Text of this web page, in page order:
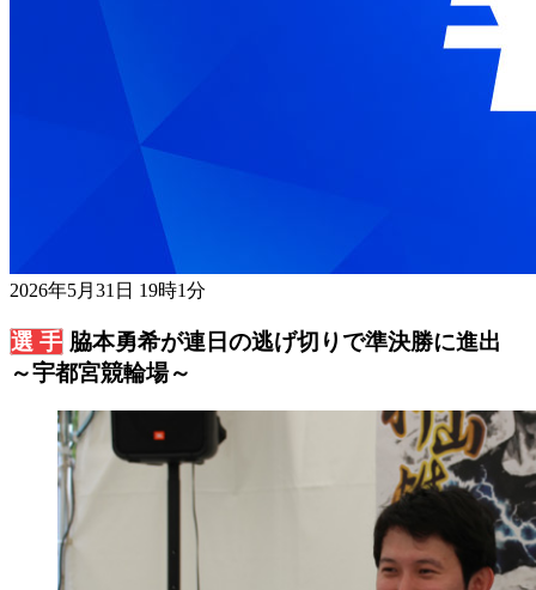
2026年5月31日 19時1分
脇本勇希が連日の逃げ切りで準決勝に進出
～宇都宮競輪場～